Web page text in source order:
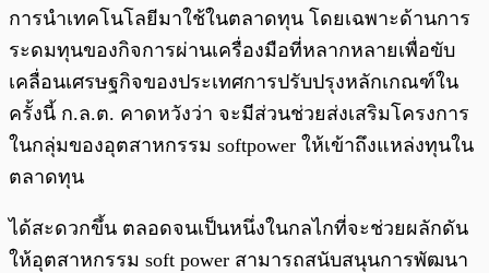
การนำเทคโนโลยีมาใช้ในตลาดทุน โดยเฉพาะด้านการ
ระดมทุนของกิจการผ่านเครื่องมือที่หลากหลายเพื่อขับ
เคลื่อนเศรษฐกิจของประเทศการปรับปรุงหลักเกณฑ์ใน
ครั้งนี้ ก.ล.ต. คาดหวังว่า จะมีส่วนช่วยส่งเสริมโครงการ
ในกลุ่มของอุตสาหกรรม softpower ให้เข้าถึงแหล่งทุนใน
ตลาดทุน
ได้สะดวกขึ้น ตลอดจนเป็นหนึ่งในกลไกที่จะช่วยผลักดัน
ให้อุตสาหกรรม soft power สามารถสนับสนุนการพัฒนา